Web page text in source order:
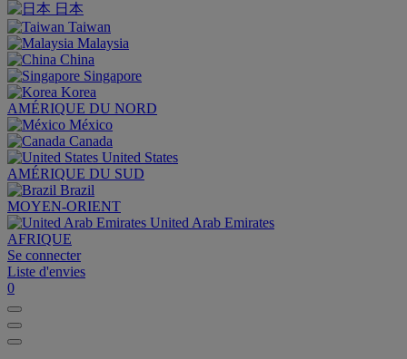
日本
Taiwan
Malaysia
China
Singapore
Korea
AMÉRIQUE DU NORD
México
Canada
United States
AMÉRIQUE DU SUD
Brazil
MOYEN-ORIENT
United Arab Emirates
AFRIQUE
Se connecter
Liste d'envies
0